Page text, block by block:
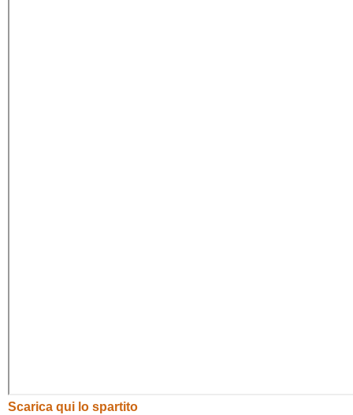
Scarica qui lo spartito